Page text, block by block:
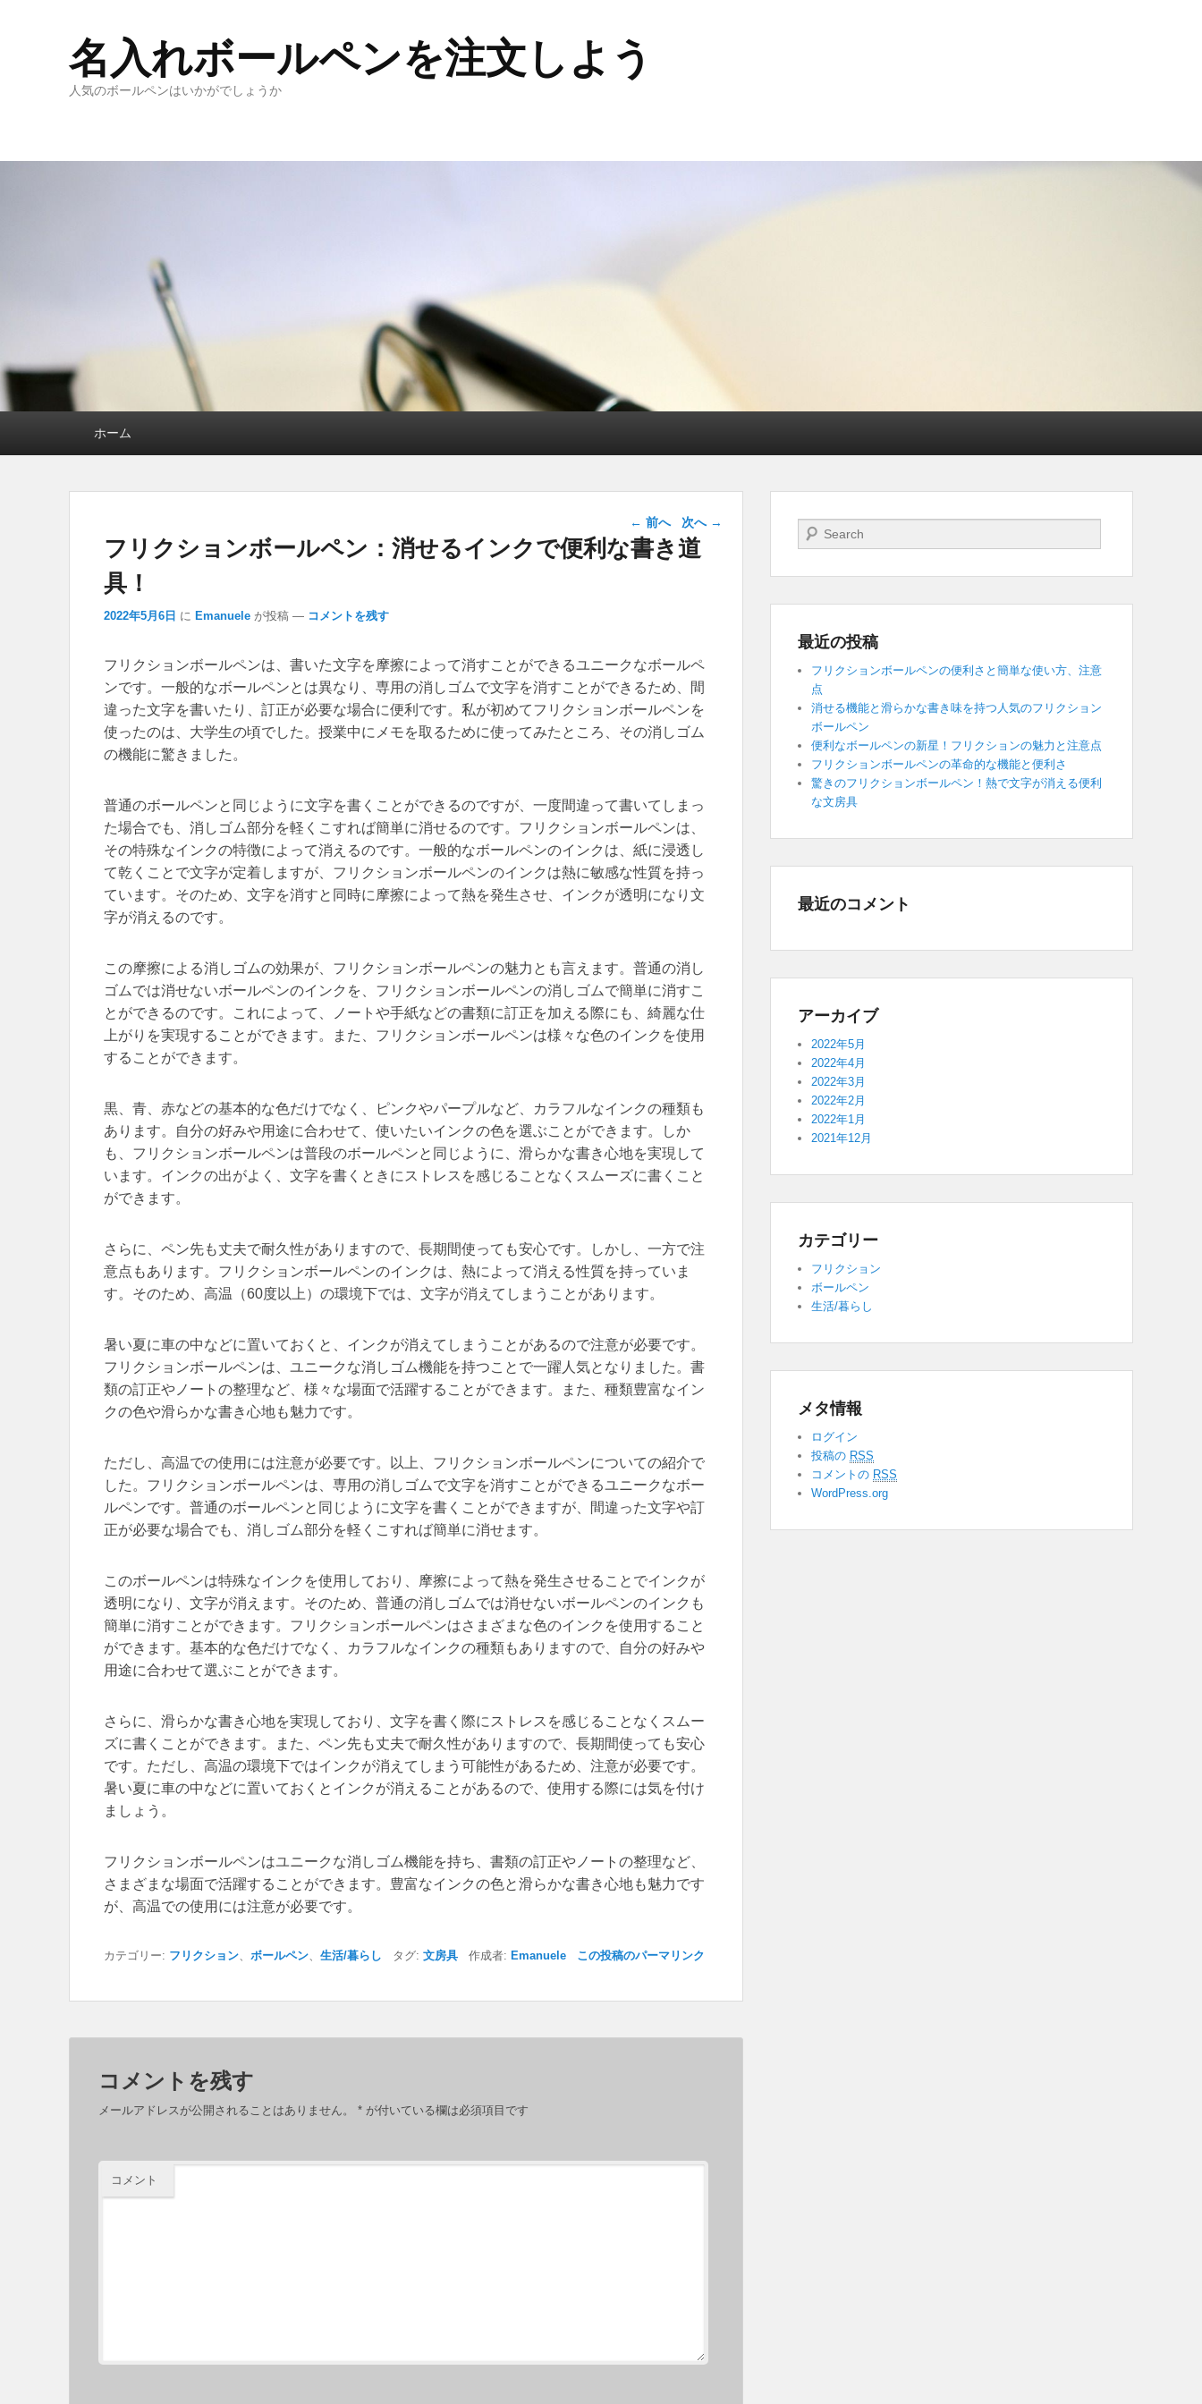
名入れボールペンを注文しよう
人気のボールペンはいかがでしょうか
ホーム
投稿ナビゲー
ション
← 前へ 次へ →
フリクションボールペン：消せるインクで便利な書き道
具！
2022年5月6日 に Emanuele が投稿 — コメントを残す
フリクションボールペンは、書いた文字を摩擦によって消すことができるユニークなボールペ
ンです。 一般的なボールペンとは異なり、専用の消しゴムで文字を消すことができるため、間
違った文字を書いたり、訂正が必要な場合に便利です。私が初めてフリクションボールペンを
使ったのは、大学生の頃でした。授業中にメモを取るために使ってみたところ、その消しゴム
の機能に驚きました。
普通のボールペンと同じように文字を書くことができるのですが、一度間違って書いてしまっ
た場合でも、消しゴム部分を軽くこすれば簡単に消せるのです。フリクションボールペンは、
その特殊なインクの特徴によって消えるのです。一般的なボールペンのインクは、紙に浸透し
て乾くことで文字が定着しますが、フリクションボールペンのインクは熱に敏感な性質を持っ
ています。そのため、文字を消すと同時に摩擦によって熱を発生させ、インクが透明になり文
字が消えるのです。
この摩擦による消しゴムの効果が、フリクションボールペンの魅力とも言えます。普通の消し
ゴムでは消せないボールペンのインクを、フリクションボールペンの消しゴムで簡単に消すこ
とができるのです。これによって、ノートや手紙などの書類に訂正を加える際にも、綺麗な仕
上がりを実現することができます。また、フリクションボールペンは様々な色のインクを使用
することができます。
黒、青、赤などの基本的な色だけでなく、ピンクやパープルなど、カラフルなインクの種類も
あります。自分の好みや用途に合わせて、使いたいインクの色を選ぶことができます。しか
も、フリクションボールペンは普段のボールペンと同じように、滑らかな書き心地を実現して
います。インクの出がよく、文字を書くときにストレスを感じることなくスムーズに書くこと
ができます。
さらに、ペン先も丈夫で耐久性がありますので、長期間使っても安心です。しかし、一方で注
意点もあります。フリクションボールペンのインクは、熱によって消える性質を持っていま
す。そのため、高温（60度以上）の環境下では、文字が消えてしまうことがあります。
暑い夏に車の中などに置いておくと、インクが消えてしまうことがあるので注意が必要です。
フリクションボールペンは、ユニークな消しゴム機能を持つことで一躍人気となりました。書
類の訂正やノートの整理など、様々な場面で活躍することができます。また、種類豊富なイン
クの色や滑らかな書き心地も魅力です。
ただし、高温での使用には注意が必要です。以上、フリクションボールペンについての紹介で
した。フリクションボールペンは、専用の消しゴムで文字を消すことができるユニークなボー
ルペンです。普通のボールペンと同じように文字を書くことができますが、間違った文字や訂
正が必要な場合でも、消しゴム部分を軽くこすれば簡単に消せます。
このボールペンは特殊なインクを使用しており、摩擦によって熱を発生させることでインクが
透明になり、文字が消えます。そのため、普通の消しゴムでは消せないボールペンのインクも
簡単に消すことができます。フリクションボールペンはさまざまな色のインクを使用すること
ができます。基本的な色だけでなく、カラフルなインクの種類もありますので、自分の好みや
用途に合わせて選ぶことができます。
さらに、滑らかな書き心地を実現しており、文字を書く際にストレスを感じることなくスムー
ズに書くことができます。また、ペン先も丈夫で耐久性がありますので、長期間使っても安心
です。ただし、高温の環境下ではインクが消えてしまう可能性があるため、注意が必要です。
暑い夏に車の中などに置いておくとインクが消えることがあるので、使用する際には気を付け
ましょう。
フリクションボールペンはユニークな消しゴム機能を持ち、書類の訂正やノートの整理など、
さまざまな場面で活躍することができます。豊富なインクの色と滑らかな書き心地も魅力です
が、高温での使用には注意が必要です。
カテゴリー: フリクション ボールペン 生活/暮らし タグ: 文房具 作成者: Emanuele この投稿のパーマリンク
コメントを残す
メールアドレスが公開されることはありません。 * が付いている欄は必須項目です
コメント
検索開始
最近の投稿
フリクションボールペンの便利さと簡単な使い方、注意
点
消せる機能と滑らかな書き味を持つ人気のフリクション
ボールペン
便利なボールペンの新星！フリクションの魅力と注意点
フリクションボールペンの革命的な機能と便利さ
驚きのフリクションボールペン！熱で文字が消える便利
な文房具
最近のコメント
アーカイブ
2022年5月
2022年4月
2022年3月
2022年2月
2022年1月
2021年12月
カテゴリー
フリクション
ボールペン
生活/暮らし
メタ情報
ログイン
投稿の RSS
コメントの RSS
WordPress.org